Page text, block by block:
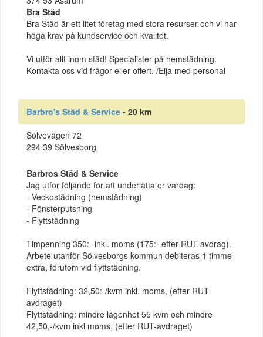
Bra Städ
Bra Städ är ett litet företag med stora resurser och vi har
höga krav på kundservice och kvalitet.
Vi utför allt inom städ! Specialister på hemstädning.
Kontakta oss vid frågor eller offert. /Eija med personal
Barbro's Städ & Service - 20 km
Sölvevägen 72
294 39 Sölvesborg
Barbros Städ & Service
Jag utför följande för att underlätta er vardag:
- Veckostädning (hemstädning)
- Fönsterputsning
- Flyttstädning
Timpenning 350:- inkl. moms (175:- efter RUT-avdrag).
Arbete utanför Sölvesborgs kommun debiteras 1 timme
extra, förutom vid flyttstädning.
Flyttstädning: 32,50:-/kvm inkl. moms, (efter RUT-
avdraget)
Flyttstädning: mindre lägenhet 55 kvm och mindre
42,50,-/kvm inkl moms, (efter RUT-avdraget)